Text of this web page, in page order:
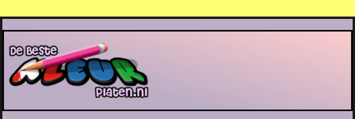
De Beste Kleurplaten